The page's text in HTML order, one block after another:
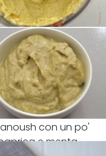
con un po'
e menta.